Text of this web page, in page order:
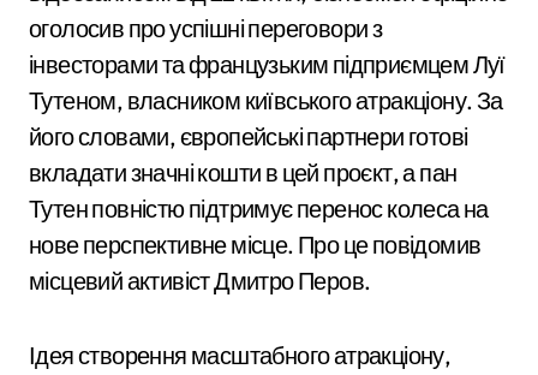
оголосив про успішні переговори з
інвесторами та французьким підприємцем Луї
Тутеном, власником київського атракціону. За
його словами, європейські партнери готові
вкладати значні кошти в цей проєкт, а пан
Тутен повністю підтримує перенос колеса на
нове перспективне місце. Про це повідомив
місцевий активіст Дмитро Перов.
Ідея створення масштабного атракціону,